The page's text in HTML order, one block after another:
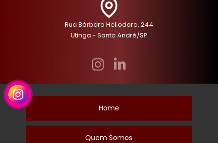
Rua Bárbara Heliodora, 244
Utinga - Santo André/SP
Home
Quem Somos